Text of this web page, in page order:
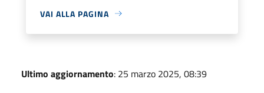
VAI ALLA PAGINA
Ultimo aggiornamento: 25 marzo 2025, 08:39